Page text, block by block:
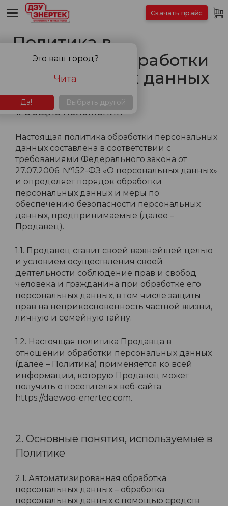
Политика в
отношении обработки
персональных данных
1. Общие положения
Настоящая политика обработки персональных
данных составлена в соответствии с
требованиями Федерального закона от
27.07.2006. №152-ФЗ «О персональных данных»
и определяет порядок обработки
персональных данных и меры по
обеспечению безопасности персональных
данных, предпринимаемые (далее –
Продавец).
1.1. Продавец ставит своей важнейшей целью
и условием осуществления своей
деятельности соблюдение прав и свобод
человека и гражданина при обработке его
персональных данных, в том числе защиты
прав на неприкосновенность частной жизни,
личную и семейную тайну.
1.2. Настоящая политика Продавца в
отношении обработки персональных данных
(далее – Политика) применяется ко всей
информации, которую Продавец может
получить о посетителях веб-сайта
https://daewoo-enertec.com.
2. Основные понятия, используемые в
Политике
2.1. Автоматизированная обработка
персональных данных – обработка
персональных данных с помощью средств
Скачать прайс
Это ваш город?
Чита
Да! Выбрать другой